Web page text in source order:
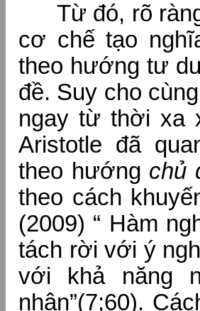
Từ đó, rõ
cơ chế tạo
theo hướng tư
đề. Suy cho
ngay từ thời xa
Aristotle đã
theo hướng chủ
theo cách
(2009) “ Hàm
tách rời với ý
với khả năng
nhận”(7;60).